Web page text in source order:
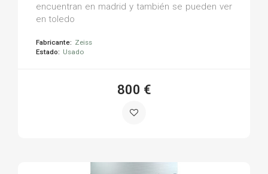
encuentran en madrid y también se pueden ver
en toledo
Fabricante: Zeiss
Estado: Usado
800 €